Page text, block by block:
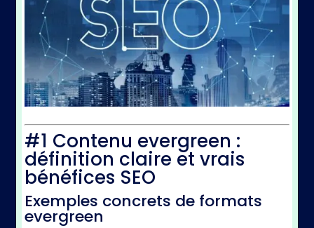
#1 Contenu evergreen :
définition claire et vrais
bénéfices SEO
Exemples concrets de formats
evergreen